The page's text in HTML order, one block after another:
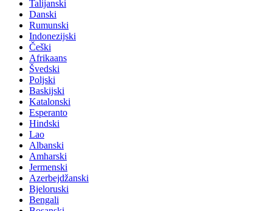
Talijanski
Danski
Rumunski
Indonezijski
Češki
Afrikaans
Švedski
Poljski
Baskijski
Katalonski
Esperanto
Hindski
Lao
Albanski
Amharski
Jermenski
Azerbejdžanski
Bjeloruski
Bengali